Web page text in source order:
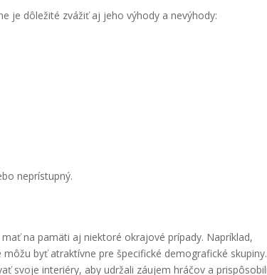
je dôležité zvážiť aj jeho výhody a nevýhody:
neprístupný.
na pamäti aj niektoré okrajové prípady. Napríklad,
byť atraktívne pre špecifické demografické skupiny.
svoje interiéry, aby udržali záujem hráčov a